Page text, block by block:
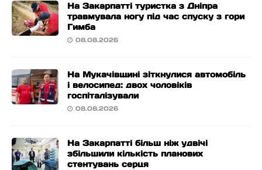
На Закарпатті туристка з Дніпра
травмувала ногу під час спуску з гори
Гимба
08.08.2026
На Мукачівщині зіткнулися автомобіль
і велосипед: двох чоловіків
госпіталізували
08.08.2026
На Закарпатті більш ніж удвічі
збільшили кількість планових
стентувань серця